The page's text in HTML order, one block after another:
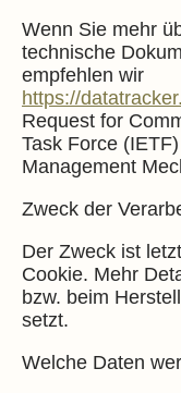
Wenn Sie mehr
technische
empfehlen wir
https://
Request for
Task Force
Management
Zweck der
Der Zweck ist
Cookie. Mehr
bzw. beim
setzt.
Welche Daten